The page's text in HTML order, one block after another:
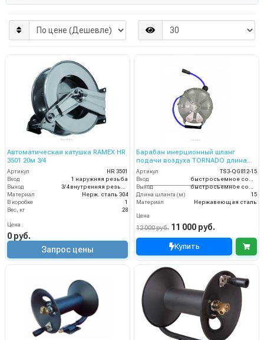
Автоматическая катушка RAMEX HR
3501 20м 3/4
Артикул
HR 3501
Вход
1 наружняя резьба
Выход
Материал
Нерж. сталь 304
В коробке
1
Вес, кг
28
Цена
0 руб.
Запрос цены
Барабан инерционный шланг
подачи воздуха TORNADO длина
шланга для намотки – 15м
Артикул
TS3-QG812-15
Вход
Выход
Длина шланга (м)
15
Материал
Нержавеющая сталь
Цена
12 000 руб. 11 000 руб.
Купить